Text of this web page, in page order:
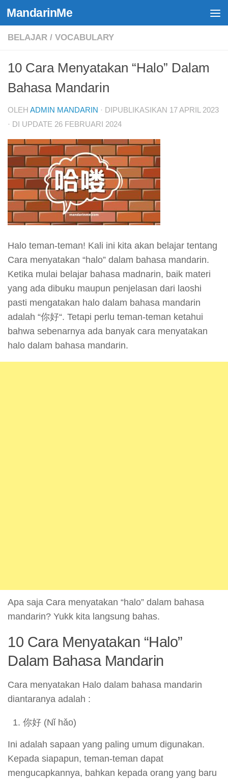
Skip to content
MandarinMe
BELAJAR / VOCABULARY
10 Cara Menyatakan “Halo” Dalam
Bahasa Mandarin
OLEH ADMIN MANDARIN · DIPUBLIKASIKAN 17 APRIL 2023
· DI UPDATE 26 FEBRUARI 2024
Halo teman-teman! Kali ini kita akan belajar tentang
Cara menyatakan “halo” dalam bahasa mandarin.
Ketika mulai belajar bahasa madnarin, baik materi
yang ada dibuku maupun penjelasan dari laoshi
pasti mengatakan halo dalam bahasa mandarin
adalah “你好“. Tetapi perlu teman-teman ketahui
bahwa sebenarnya ada banyak cara menyatakan
halo dalam bahasa mandarin.
Apa saja Cara menyatakan “halo” dalam bahasa
mandarin? Yukk kita langsung bahas.
10 Cara Menyatakan “Halo”
Dalam Bahasa Mandarin
Cara menyatakan Halo dalam bahasa mandarin
diantaranya adalah :
你好 (Nǐ hǎo)
Ini adalah sapaan yang paling umum digunakan.
Kepada siapapun, teman-teman dapat
mengucapkannya, bahkan kepada orang yang baru